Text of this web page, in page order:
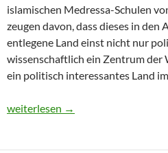
islamischen Medressa-Schulen
zeugen davon, dass dieses in den
entlegene Land einst nicht nur
wissenschaftlich ein Zentrum der
ein politisch interessantes Land
Usbekistan 2025: Unterwegs in
weiterlesen →